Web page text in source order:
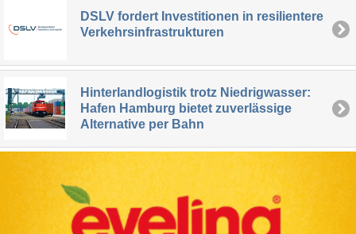
DSLV fordert Investitionen in resilientere
Verkehrsinfrastrukturen
Hinterlandlogistik trotz Niedrigwasser:
Hafen Hamburg bietet zuverlässige
Alternative per Bahn